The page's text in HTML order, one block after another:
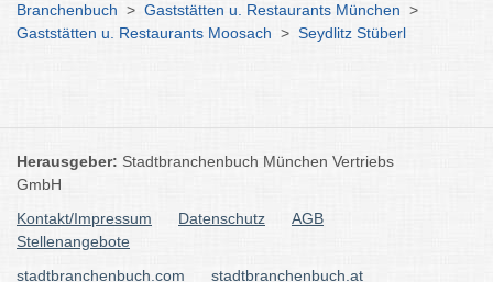
Branchenbuch > Gaststätten u. Restaurants München >
Gaststätten u. Restaurants Moosach > Seydlitz Stüberl
Herausgeber: Stadtbranchenbuch München Vertriebs
GmbH
Kontakt/Impressum
Datenschutz
AGB
Stellenangebote
stadtbranchenbuch.com
stadtbranchenbuch.at